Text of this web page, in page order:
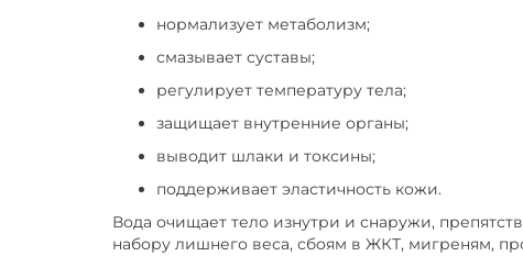
нормализует метаболизм;
смазывает суставы;
регулирует температуру тела;
защищает внутренние органы;
выводит шлаки и токсины;
поддерживает эластичность кожи.
Вода очищает тело изнутри и снаружи,
набору лишнего веса, сбоям в ЖКТ, мигреням,